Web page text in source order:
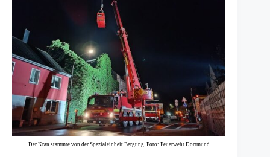
Der Kran stammte von der Spezialeinheit Bergung. Foto: Feuerwehr Dortmund